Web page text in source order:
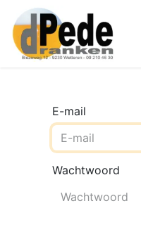
E-mail
Wachtwoord